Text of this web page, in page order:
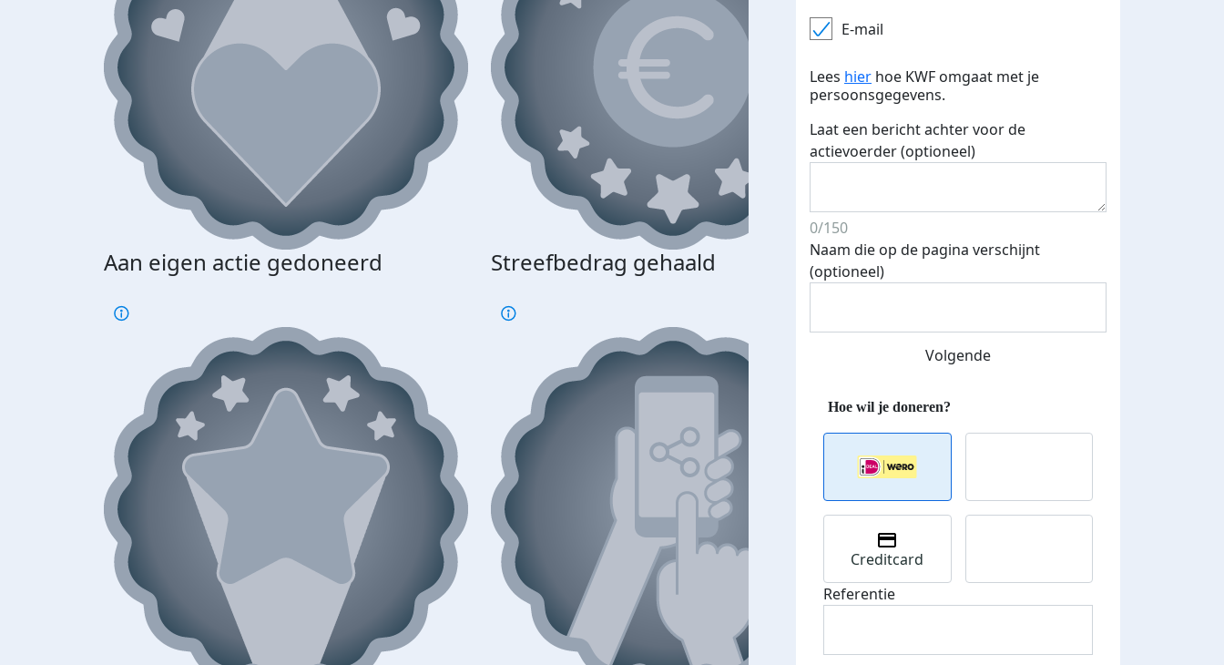
Aan eigen actie gedoneerd Streefbedrag gehaald Streefbedrag verhoogd
E-mail
Lees hier hoe KWF omgaat met je
persoonsgegevens.
Laat een bericht achter voor de
actievoerder (optioneel)
0/150
Naam die op de pagina verschijnt
(optioneel)
Volgende
Creditcard
Referentie